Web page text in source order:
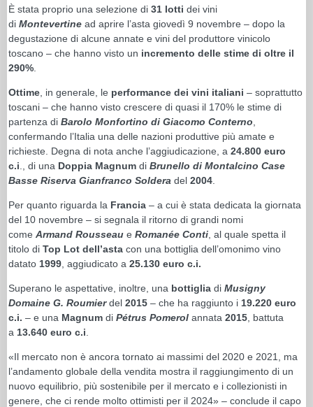
È stata proprio una selezione di 31 lotti dei vini
di Montevertine ad aprire l’asta giovedì 9 novembre – dopo la
degustazione di alcune annate e vini del produttore vinicolo
toscano – che hanno visto un incremento delle stime di oltre il
290%
Ottime , in generale, le performance dei vini italiani – soprattutto
toscani – che hanno visto crescere di quasi il 170% le stime di
partenza di Barolo Monfortino di Giacomo Conterno
confermando l’Italia una delle nazioni produttive più amate e
richieste. Degna di nota anche l’aggiudicazione, a 24.800 euro
c.i ., di una Doppia Magnum di Brunello di Montalcino Case
Basse Riserva Gianfranco Soldera del 2004
Per quanto riguarda la Francia – a cui è stata dedicata la giornata
del 10 novembre – si segnala il ritorno di grandi nomi
come Armand Rousseau e Romanée Conti , al quale spetta il
titolo di Top Lot dell’asta con una bottiglia dell’omonimo vino
datato 1999 , aggiudicato a 25.130 euro c.i.
Superano le aspettative, inoltre, una bottiglia di Musigny
Domaine G. Roumierdel 2015 – che ha raggiunto i 19.220 euro
c.i. – e una Magnum di Pétrus Pomerol annata 2015 , battuta
a 13.640 euro c.i
«Il mercato non è ancora tornato ai massimi del 2020 e 2021, ma
l’andamento globale della vendita mostra il raggiungimento di un
nuovo equilibrio, più sostenibile per il mercato e i collezionisti in
genere, che ci rende molto ottimisti per il 2024» – conclude il capo